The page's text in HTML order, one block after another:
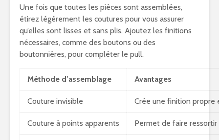
Une fois que toutes les pièces sont assemblées,
étirez légèrement les coutures pour vous assurer
qu’elles sont lisses et sans plis. Ajoutez les finitions
nécessaires, comme des boutons ou des
boutonnières, pour compléter le pull.
Méthode d’assemblage Avantages
Couture invisible Crée une finition propre
Couture à points apparents Permet de faire